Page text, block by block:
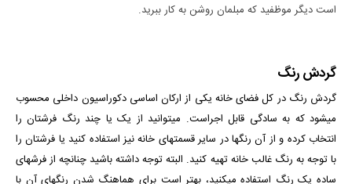
است دیگر موظفید که مبلمان روشن به کار ببرید.
گردش رنگ
گردش رنگ در کل فضای خانه یکی از ارکان اساسی دکوراسیون داخلی محسوب
می­شود که به سادگی قابل اجراست. می­توانید از یک یا چند رنگ فرش­تان را
انتخاب کرده و از آن رنگ­ها در سایر قسمت­های خانه نیز استفاده کنید یا فرشتان را
با توجه به رنگ غالب خانه تهیه کنید. البته توجه داشته باشید چنانچه از فرش­های
ساده یک رنگ استفاده می­کنید، بهتر است برای هماهنگ شدن رنگ­های آن با